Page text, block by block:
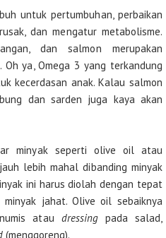
untuk pertumbuhan, perbaikan
dan mengatur metabolisme.
dan salmon merupakan
ya, Omega 3 yang terkandung
kecerdasan anak. Kalau salmon
dan sarden juga kaya akan
minyak seperti olive oil atau
lebih mahal dibanding minyak
ini harus diolah dengan tepat
jahat. Olive oil sebaiknya
atau dressingpada salad,
(menggoreng).